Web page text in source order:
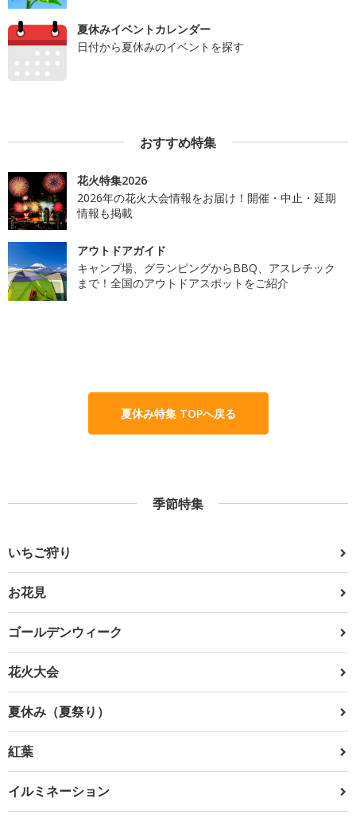
夏休みイベントカレンダー
日付から夏休みのイベントを探す
おすすめ特集
花火特集2026
2026年の花火大会情報をお届け！開催・中止・延期
情報も掲載
アウトドアガイド
キャンプ場、グランピングからBBQ、アスレチック
まで！全国のアウトドアスポットをご紹介
夏休み特集 TOPへ戻る
季節特集
いちご狩り
お花見
ゴールデンウィーク
花火大会
夏休み（夏祭り）
紅葉
イルミネーション